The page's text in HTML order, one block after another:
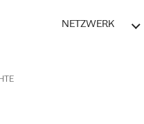
NETZWERK